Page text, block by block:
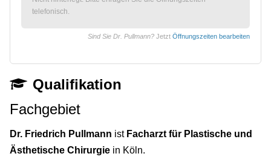
telefonisch.
Sind Sie Dr. Pullmann? Jetzt Öffnungszeiten bearbeiten
Qualifikation
Fachgebiet
Dr. Friedrich Pullmann ist Facharzt für Plastische und
Ästhetische Chirurgie in Köln.